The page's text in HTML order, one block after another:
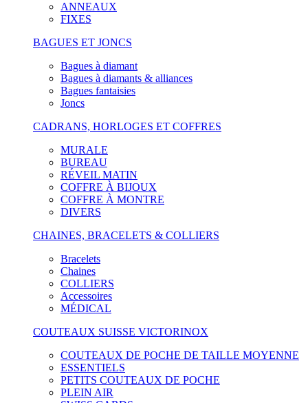
ANNEAUX
FIXES
BAGUES ET JONCS
Bagues à diamant
Bagues à diamants & alliances
Bagues fantaisies
Joncs
CADRANS, HORLOGES ET COFFRES
MURALE
BUREAU
RÉVEIL MATIN
COFFRE À BIJOUX
COFFRE À MONTRE
DIVERS
CHAINES, BRACELETS & COLLIERS
Bracelets
Chaines
COLLIERS
Accessoires
MÉDICAL
COUTEAUX SUISSE VICTORINOX
COUTEAUX DE POCHE DE TAILLE MOYENNE
ESSENTIELS
PETITS COUTEAUX DE POCHE
PLEIN AIR